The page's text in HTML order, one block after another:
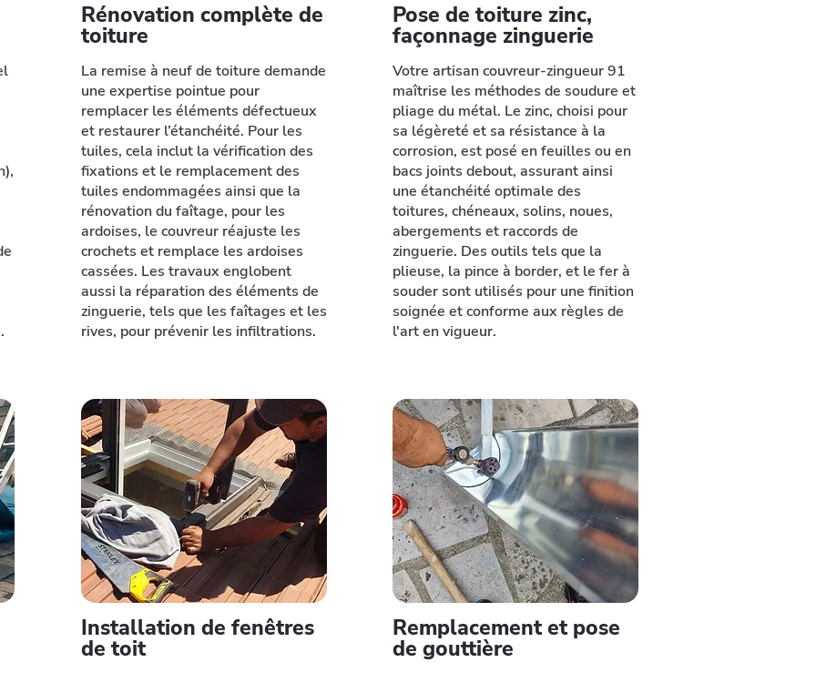
Rénovation complète de
toiture
La remise à neuf de toiture demande
une expertise pointue pour
remplacer les éléments défectueux
et restaurer l’étanchéité. Pour les
tuiles, cela inclut la vérification des
fixations et le remplacement des
tuiles endommagées ainsi que la
rénovation du faîtage, pour les
ardoises, le couvreur réajuste les
crochets et remplace les ardoises
cassées. Les travaux englobent
aussi la réparation des éléments de
zinguerie, tels que les faîtages et les
rives, pour prévenir les infiltrations.
Pose de toiture zinc,
façonnage zinguerie
Votre artisan couvreur-zingueur 91
maîtrise les méthodes de soudure et
pliage du métal. Le zinc, choisi pour
sa légèreté et sa résistance à la
corrosion, est posé en feuilles ou en
bacs joints debout, assurant ainsi
une étanchéité optimale des
toitures, chéneaux, solins, noues,
abergements et raccords de
zinguerie. Des outils tels que la
plieuse, la pince à border, et le fer à
souder sont utilisés pour une finition
soignée et conforme aux règles de
l'art en vigueur.
Installation de fenêtres
de toit
Remplacement et pose
de gouttière